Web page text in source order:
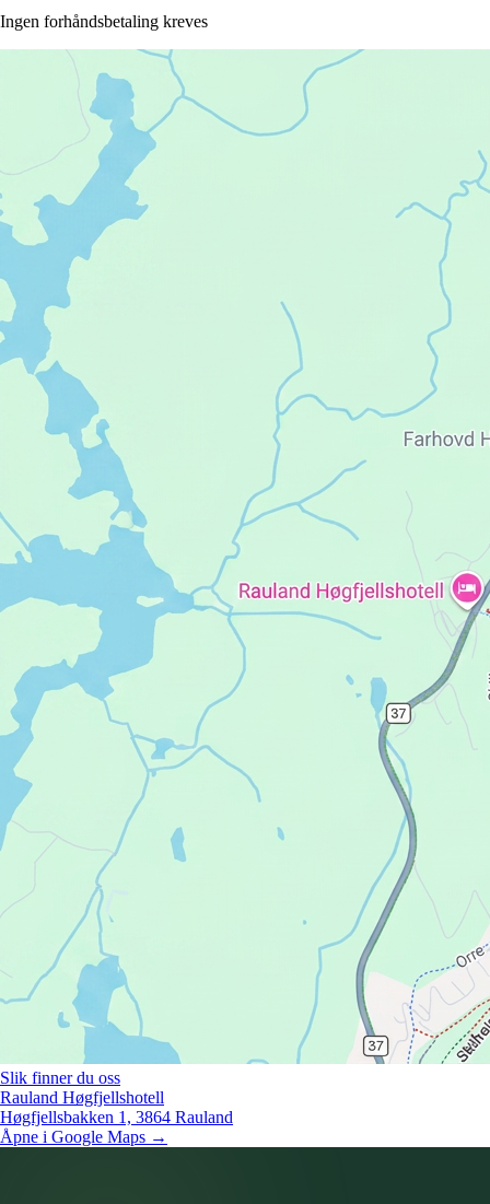
Ingen forhåndsbetaling kreves
Slik finner du oss
Rauland Høgfjellshotell
Høgfjellsbakken 1, 3864 Rauland
Åpne i Google Maps →